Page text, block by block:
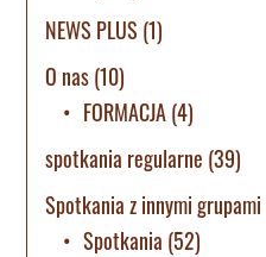
NEWS PLUS (1)
O nas(10)
FORMACJA(4)
spotkania regularne (39)
Spotkania z innymi grupami
Spotkania (52)